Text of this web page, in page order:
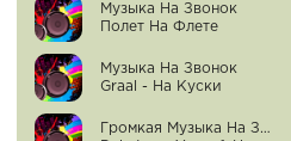
Музыка На Звонок
Полет На Флете
Музыка На Звонок
Graal - На Куски
Громкая Музыка На Звонок Телефона